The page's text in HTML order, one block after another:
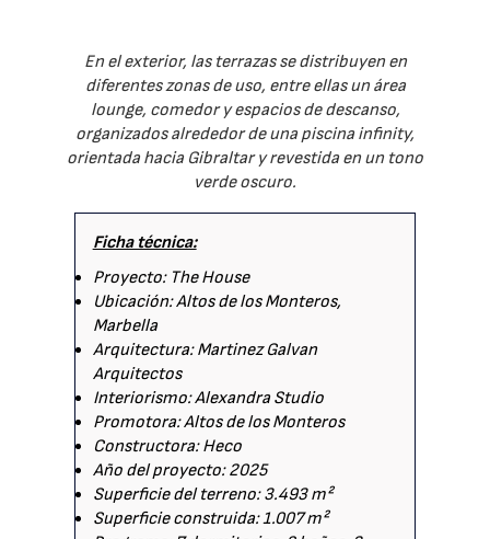
En el exterior, las terrazas se distribuyen en
diferentes zonas de uso, entre ellas un área
lounge, comedor y espacios de descanso,
organizados alrededor de una piscina infinity,
orientada hacia Gibraltar y revestida en un tono
verde oscuro.
Ficha técnica:
Proyecto: The House
Ubicación: Altos de los Monteros,
Marbella
Arquitectura: Martinez Galvan
Arquitectos
Interiorismo: Alexandra Studio
Promotora: Altos de los Monteros
Constructora: Heco
Año del proyecto: 2025
Superficie del terreno: 3.493 m²
Superficie construida: 1.007 m²